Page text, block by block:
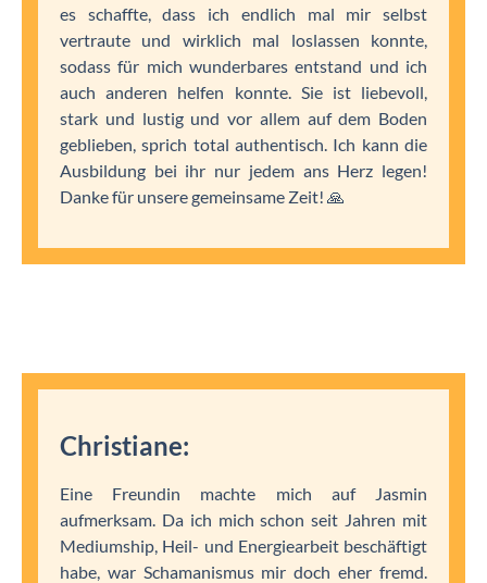
es schaffte, dass ich endlich mal mir selbst
vertraute und wirklich mal loslassen konnte,
sodass für mich wunderbares entstand und ich
auch anderen helfen konnte. Sie ist liebevoll,
stark und lustig und vor allem auf dem Boden
geblieben, sprich total authentisch. Ich kann die
Ausbildung bei ihr nur jedem ans Herz legen!
Danke für unsere gemeinsame Zeit! 🙏
Christiane:
Eine Freundin machte mich auf Jasmin
aufmerksam. Da ich mich schon seit Jahren mit
Mediumship, Heil- und Energiearbeit beschäftigt
habe, war Schamanismus mir doch eher fremd.